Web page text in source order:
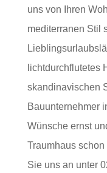
uns von Ihren
mediterranen Stil
lichtdurchflutetes
skandinavischen
Bauunternehmer
Wünsche ernst
Traumhaus
Sie uns an unter